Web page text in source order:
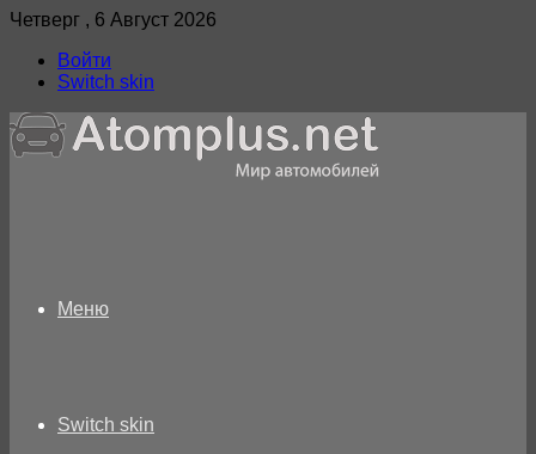
Четверг , 6 Август 2026
Войти
Switch skin
Меню
Switch skin